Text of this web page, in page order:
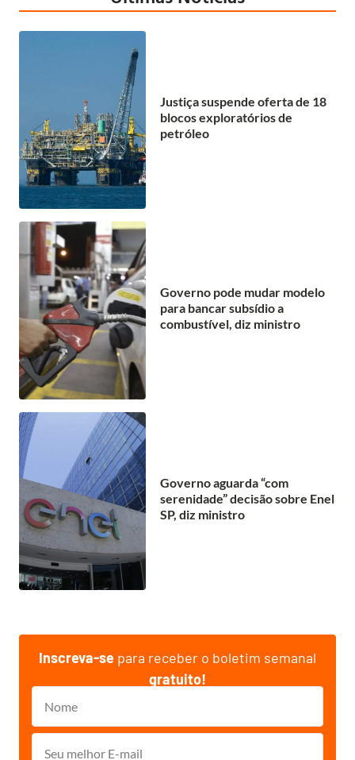
Justiça suspende oferta de 18
blocos exploratórios de
petróleo
Governo pode mudar modelo
para bancar subsídio a
combustível, diz ministro
Governo aguarda “com
serenidade” decisão sobre Enel
SP, diz ministro
Inscreva-se para receber o boletim semanal
gratuito!